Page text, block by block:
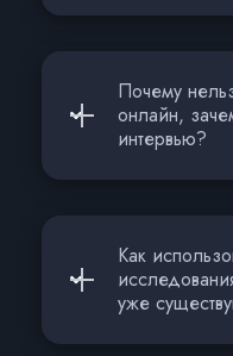
Почему
онлайн,
интервью?
Как
уже